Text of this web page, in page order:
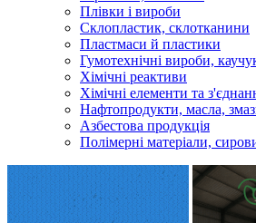
Плівки і вироби
Склопластик, склотканини
Пластмаси й пластики
Гумотехнічні вироби,
Хімічні реактиви
Хімічні елементи та
Нафтопродукти, масла,
Азбестова продукція
Полімерні матеріали,